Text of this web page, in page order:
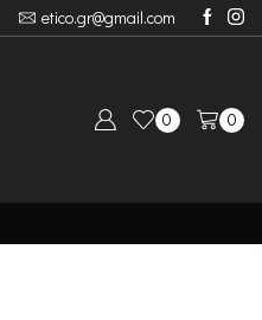
etico.gr@gmail.com
0 0